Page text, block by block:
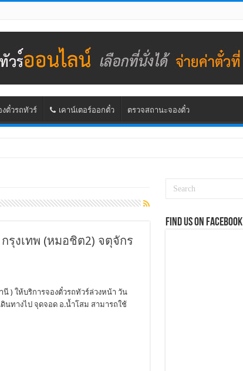
ตั๋วรถทัวร์ เคาน์เตอร์ออกตั๋ว ตรวจสถานะจองตั๋ว
งเทพ (หมอชิต2) จตุจักร
) ให้บริการจองตั๋วรถทัวร์ล่วงหน้า วัน
นทางไป จุดจอด อ.น้ำโสม สามารถใช้
Find us on Facebook